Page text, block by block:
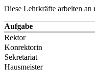
Diese Lehrkräfte arbeiten an
Aufgabe
Rektor
Konrektorin
Sekretariat
Hausmeister